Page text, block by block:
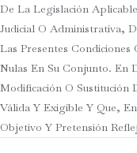
De La Legislación
Judicial O Administrativa,
Las Presentes
Nulas En Su Conjunto. En
Modificación O Sustitución
Válida Y Exigible Y Que,
Objetivo Y Pretensión